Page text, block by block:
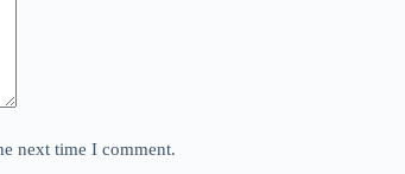
next time I comment.